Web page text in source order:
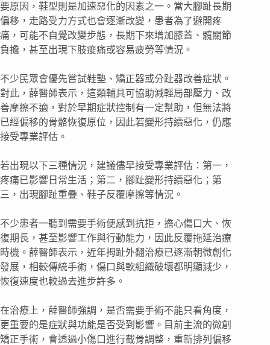
要原因，鞋型則是加速惡化的因素之一。當大腳趾長期
偏移，走路受力方式也會逐漸改變，患者為了避開疼
痛，可能不自覺改變步態，長期下來增加膝蓋、髖關節
負擔，甚至出現下肢痠痛或容易疲勞等情況。
不少民眾會優先嘗試鞋墊、矯正器或分趾器改善症狀。
對此，薛醫師表示，這類輔具可協助減輕局部壓力、改
善摩擦不適，對於早期症狀控制有一定幫助，但無法將
已經偏移的骨骼恢復原位，因此若變形持續惡化，仍應
接受專業評估。
若出現以下三種情況，建議儘早接受專業評估：第一，
疼痛已影響日常生活；第二，腳趾變形持續惡化；第
三，出現腳趾重疊、鞋子反覆摩擦等情況。
不少患者一聽到需要手術便感到抗拒，擔心傷口大、恢
復期長，甚至影響工作與行動能力，因此反覆拖延治療
時機。薛醫師表示，近年拇趾外翻治療已逐漸朝微創化
發展，相較傳統手術，傷口與軟組織破壞都明顯減少，
恢復速度也較過去進步許多。
在治療上，薛醫師強調，是否需要手術不能只看角度，
更重要的是症狀與功能是否受到影響。目前主流的微創
矯正手術，會透過小傷口進行截骨調整，重新排列偏移